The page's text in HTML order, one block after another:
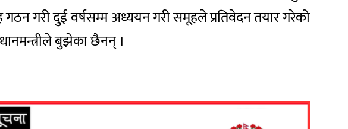
गरी दुई वर्षसम्म अध्ययन गरी समूहले प्रतिवेदन तयार गरेको
बुझेका छैनन् ।